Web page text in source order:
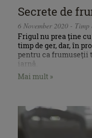
Secrete de
6 November 2020 - Timp
Frigul nu prea ține
timp de ger, dar, în
pentru ca frumuseţii
iarnă.
Mai mult »